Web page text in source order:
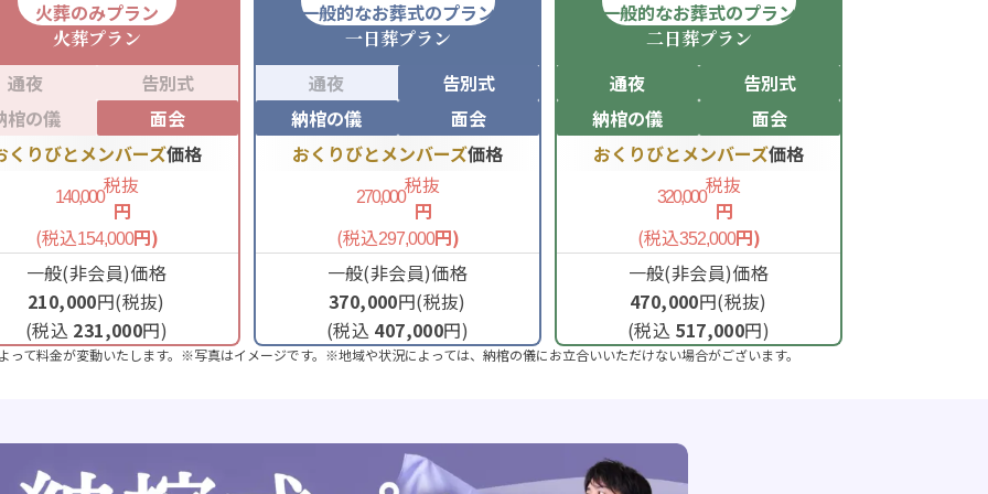
火葬のみプラン
火葬プラン
通夜
告別式
棺の儀
面会
くりびとメンバーズ価格
140,000税抜
円
(税込154,000円)
一般(非会員)価格
210,000円(税抜)
(税込 231,000円)
一般的なお葬式のプラン
一日葬プラン
通夜
告別式
納棺の儀
面会
おくりびとメンバーズ価格
270,000税抜
円
(税込297,000円)
一般(非会員)価格
370,000円(税抜)
(税込 407,000円)
一般的なお葬式のプラン
二日葬プラン
通夜
告別式
納棺の儀
面会
おくりびとメンバーズ価格
320,000税抜
円
(税込352,000円)
一般(非会員)価格
470,000円(税抜)
(税込 517,000円)
て料金が変動いたします。※写真はイメージです。※地域や状況によっては、納棺の儀にお立合いいただけない場合がございます。